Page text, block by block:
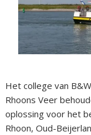
Het college van
Rhoons Veer
oplossing voor het
Rhoon, Oud-